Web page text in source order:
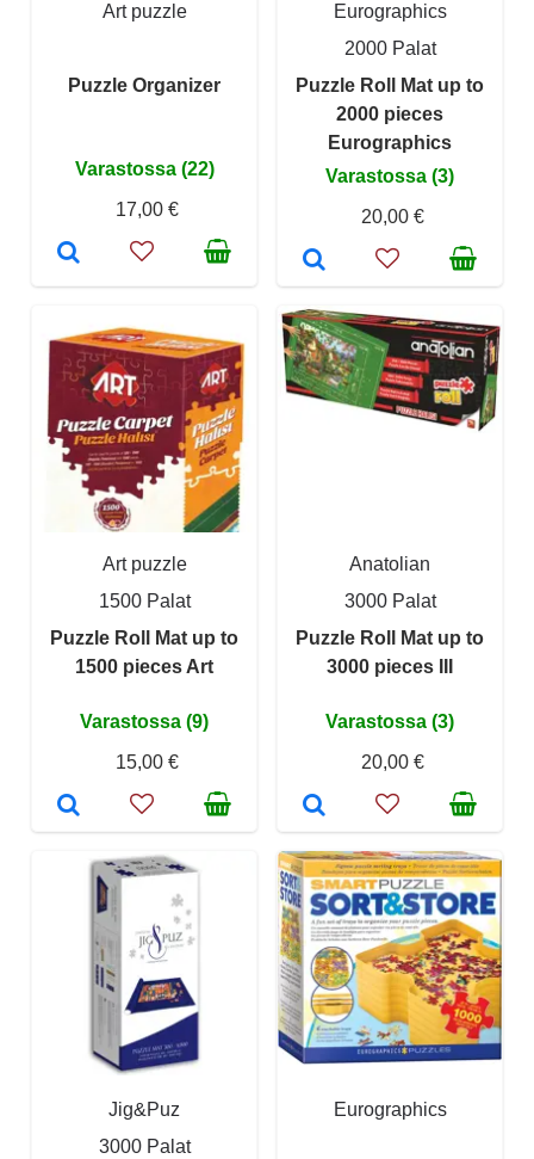
Art puzzle
Puzzle Organizer
Varastossa (22)
17,00 €
Eurographics
2000 Palat
Puzzle Roll Mat up to
2000 pieces
Eurographics
Varastossa (3)
20,00 €
Art puzzle
1500 Palat
Puzzle Roll Mat up to
1500 pieces Art
Varastossa (9)
15,00 €
Anatolian
3000 Palat
Puzzle Roll Mat up to
3000 pieces III
Varastossa (3)
20,00 €
Jig&Puz
3000 Palat
Eurographics